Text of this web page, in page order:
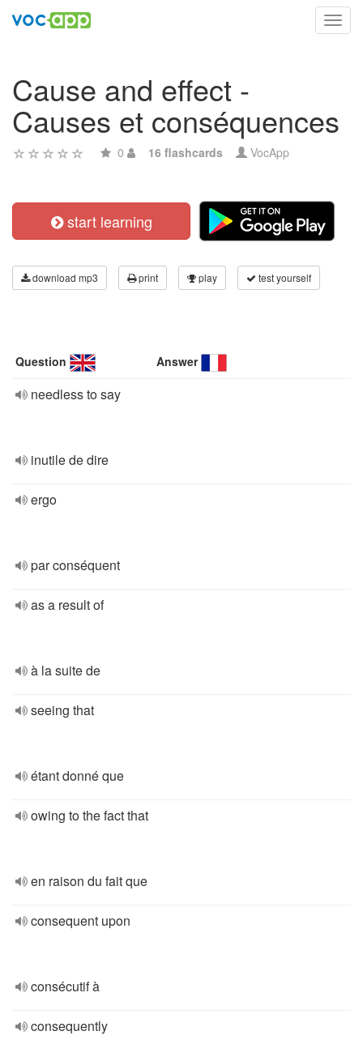
Cause and effect -
Causes et conséquences
0 16 flashcards VocApp
start learning
download mp3 print play test yourself
Question Answer
needless to say
inutile de dire
ergo
par conséquent
as a result of
à la suite de
seeing that
étant donné que
owing to the fact that
en raison du fait que
consequent upon
consécutif à
consequently